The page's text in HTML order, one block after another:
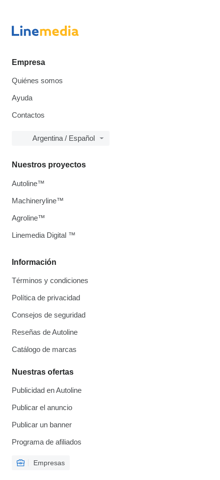
Empresa
Quiénes somos
Ayuda
Contactos
Argentina / Español
Información
Términos y condiciones
Política de privacidad
Consejos de seguridad
Reseñas de Autoline
Catálogo de marcas
Nuestras ofertas
Publicidad en Autoline
Publicar el anuncio
Publicar un banner
Programa de afiliados
Empresas
Nuestros proyectos
Autoline™
Machineryline™
Agroline™
Linemedia Digital ™